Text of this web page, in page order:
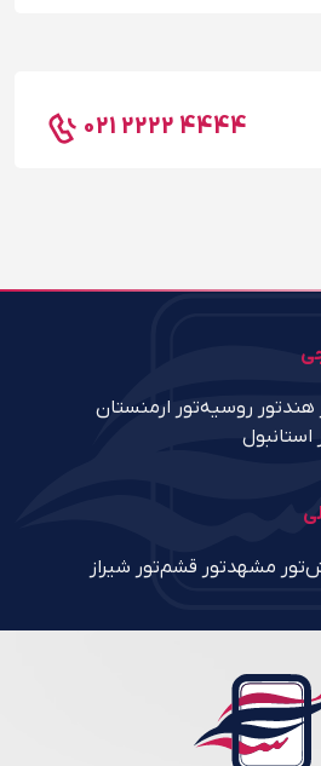
021 2222 4444
هندتور روسیهتور ارمنستان
استانبول
تور مشهدتور قشمتور شیراز